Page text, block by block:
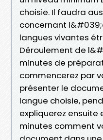
choisie. Il faudra
concernant
langues vivantes
Déroulement de
minutes de
commencerez par
présenter le
langue choisie,
expliquerez ensuite
minutes comment